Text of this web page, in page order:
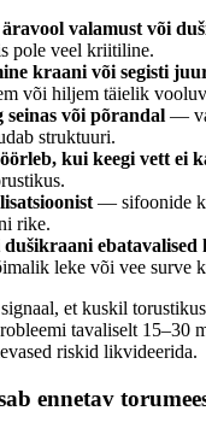
äravool valamust või
pole veel kriitiline.
kraani või segisti
või hiljem täielik
seinas või põrandal —
struktuuri.
kui keegi vett ei
— sifoonide
rike.
ebatavalised
leke või vee surve
et kuskil
tavaliselt 15–30
riskid likvideerida.
ennetav